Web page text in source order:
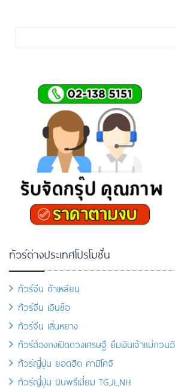
ทัวร์ต่างประเทศโปรโมชั่น
ทัวร์จีน ต้าเหลียน
ทัวร์จีน เอินซือ
ทัวร์จีน เสิ่นหยาง
ทัวร์ฮ่องกงเปิดดวงเศรษฐี ยืมเงินเจ้าแม่กว
ทัวร์ญี่ปุ่น ยอดฮิต คามิโคจิ
ทัวร์ญี่ปุ่น บินพรีเมี่ยม TG,JL,NH